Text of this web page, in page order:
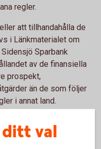
regler.
att tillhandahålla de
i Länkmaterialet om
Sparbank
av de finansiella
prospekt,
än de som följer
i annat land.
av svensk domstol
val